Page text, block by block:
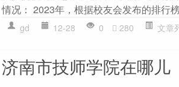
情况： 2023年，根据校友会发布的排行
gd 12-28 0 280 文章
济南市技师学院在哪儿